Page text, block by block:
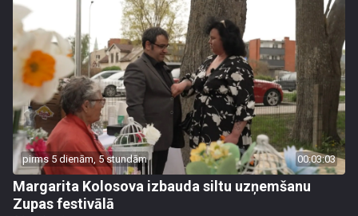
pirms 5 dienām, 5 stundām 00:03:03
Margarita Kolosova izbauda siltu uzņemšanu
Zupas festivālā